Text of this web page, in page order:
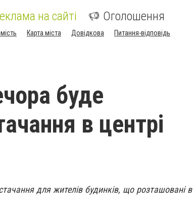
на сайті Оголошення
Карта міста Довідкова Питання-відповідь
буде
в центрі
для жителів будинків, що розташовані в